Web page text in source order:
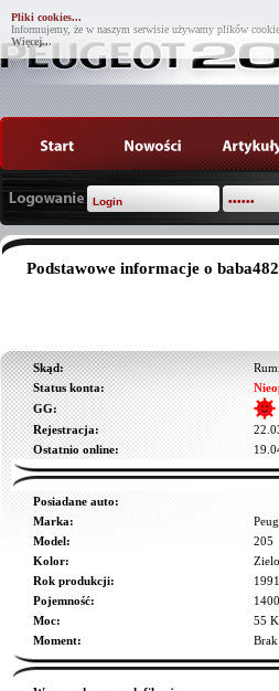
Pliki cookies...
Informujemy, że w naszym serwisie używamy plików
Więcej...
Podstawowe informacje o baba482
Skąd:
Status konta:
GG:
Rejestracja:
Ostatnio online:
Posiadane auto:
Marka:
Model:
205
Kolor:
Rok produkcji:
1991
Pojemność:
Moc:
55
Moment: